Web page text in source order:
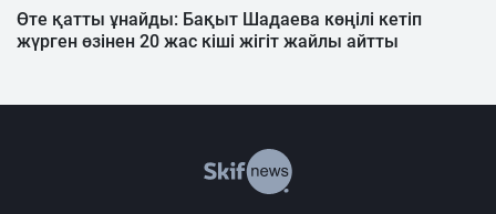
Өте қатты ұнайды: Бақыт Шадаева көңілі кетіп
жүрген өзінен 20 жас кіші жігіт жайлы айтты